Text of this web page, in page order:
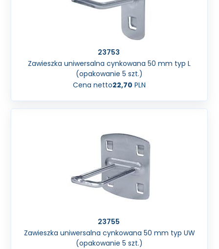
23753
Zawieszka uniwersalna cynkowana 50 mm typ L
(opakowanie 5 szt.)
Cena netto22,70 PLN
23755
Zawieszka uniwersalna cynkowana 50 mm typ UW
(opakowanie 5 szt.)